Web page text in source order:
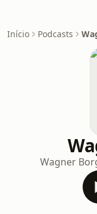
Início Podcasts
Wagner